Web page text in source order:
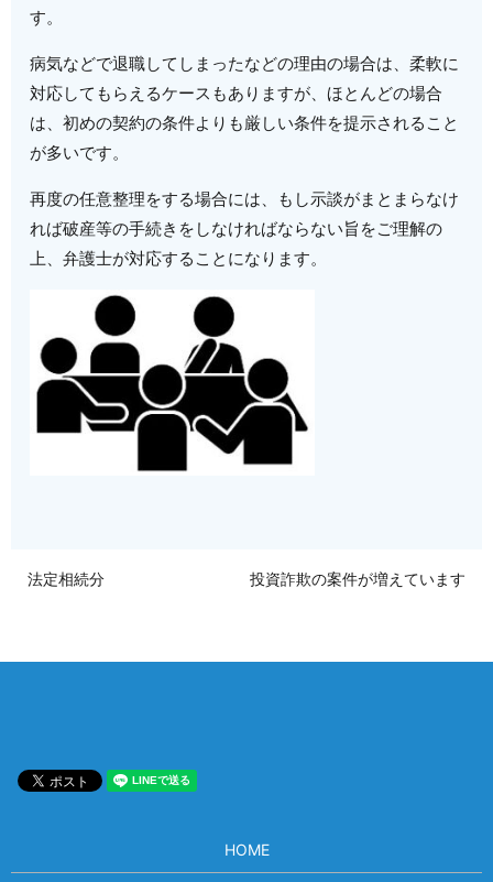
す。
病気などで退職してしまったなどの理由の場合は、柔軟に
対応してもらえるケースもありますが、ほとんどの場合
は、初めの契約の条件よりも厳しい条件を提示されること
が多いです。
再度の任意整理をする場合には、もし示談がまとまらなけ
れば破産等の手続きをしなければならない旨をご理解の
上、弁護士が対応することになります。
法定相続分 投資詐欺の案件が増えています
HOME